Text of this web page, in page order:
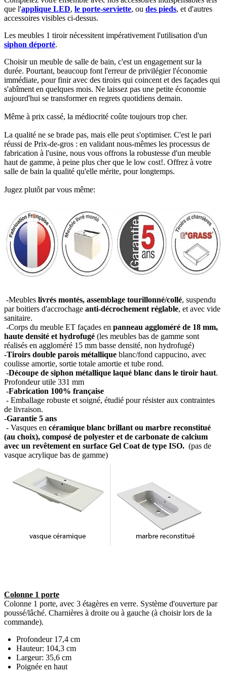
que l'applique LED, le porte-serviette, ou des pieds, et d'autres
accessoires visibles ci-dessus.​
Les meubles 1 tiroir nécessitent impérativement l'utilisation d'un
siphon déporté.​
Choisir un meuble de salle de bain, c'est un engagement sur la
durée. Pourtant, beaucoup font l'erreur de privilégier l'économie
immédiate, pour finir avec des tiroirs qui coincent et des façades qui
s'abîment en quelques mois. Ne laissez pas une petite économie
aujourd'hui se transformer en regrets quotidiens demain.
Même à prix cassé, la médiocrité coûte toujours trop cher.
La qualité ne se brade pas, mais elle peut s'optimiser. C'est le pari
réussi de Prix-de-gros : en validant nous-mêmes les processus de
fabrication à l'usine, nous vous offrons la robustesse d'un meuble
haut de gamme, à peine plus cher que le low cost!. Offrez à votre
salle de bain la qualité qu'elle mérite, pour longtemps.
Jugez plutôt par vous même:
-Meubles livrés montés, assemblage tourillonné/collé, suspendu
par boitiers d'accrochage anti-décrochement réglable, et avec vide
sanitaire.
-Corps du meuble ET façades en panneau aggloméré de 18 mm,
haute densité et hydrofugé (les meubles bas de gamme sont
réalisés en aggloméré 15 mm basse densité, non hydrofugé)
-Tiroirs double parois métallique blanc/fond cappucino, avec
coulisse amortie, sortie totale amortie et tube rond.
-Découpe de siphon métallique laqué blanc dans le tiroir haut.
Profondeur utile 331 mm
-Fabrication 100% française
- Emballage robuste et soigné, étudié pour résister aux contraintes
de livraison.
-Garantie 5 ans
- Vasques en céramique blanc brillant ou marbre reconstitué
(au choix), composé de polyester et de carbonate de calcium
avec un revêtement en surface Gel Coat de type ISO. (pas de
vasque acrylique bas de gamme)
Colonne 1 porte
Colonne 1 porte, avec 3 étagères en verre. Système d'ouverture par
poussé/lâché. Charnières à droite ou à gauche (à choisir lors de la
commande).
Profondeur 17,4 cm
Hauteur: 104,3 cm
Largeur: 35,6 cm
Poignée en haut